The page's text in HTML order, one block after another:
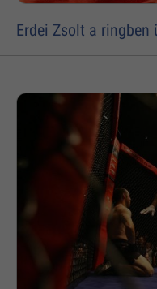
Erdei Zsolt a ringben